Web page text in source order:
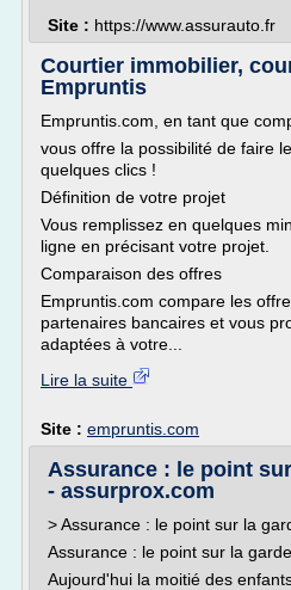
Site : https://www.assurauto.fr
Courtier immobilier,
Empruntis
Empruntis.com, en tant que
vous offre la possibilité de faire
quelques clics !
Définition de votre projet
Vous remplissez en quelques
ligne en précisant votre projet.
Comparaison des offres
Empruntis.com compare les
partenaires bancaires et vous
adaptées à votre...
Lire la suite
Site : empruntis.com
Assurance : le point
- assurprox.com
> Assurance : le point sur la
Assurance : le point sur la
Aujourd'hui la moitié des